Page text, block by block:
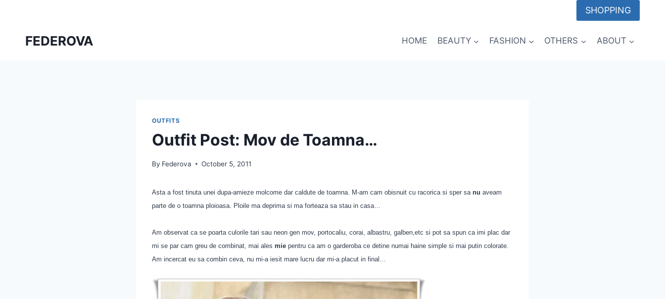
SHOPPING
FEDEROVA HOME BEAUTY FASHION OTHERS ABOUT
OUTFITS
Outfit Post: Mov de Toamna…
By Federova October 5, 2011
Asta a fost tinuta unei dupa-amieze molcome dar caldute de toamna. M-am cam obisnuit cu racorica si sper sa nu aveam
parte de o toamna ploioasa. Ploile ma deprima si ma forteaza sa stau in casa…
Am observat ca se poarta culorile tari sau neon gen mov, portocaliu, corai, albastru, galben,etc si pot sa spun ca imi plac dar
mi se par cam greu de combinat, mai ales mie pentru ca am o garderoba ce detine numai haine simple si mai putin colorate.
Am incercat eu sa combin ceva, nu mi-a iesit mare lucru dar mi-a placut in final…